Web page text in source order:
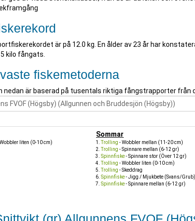
är på 12.0 kg. En ålder av 23 år har
kilo fångats.
fiskemetoderna
nedan är baserad på tusentals riktiga fångstrapporter från
liten (0-10 cm)
Sommar
Trolling - Wobbler mellan (11-20 cm)
Trolling - Spinnare mellan (6-12 gr)
Spinnfiske- Spinnare stor (Över 12 gr)
Trolling - Wobbler liten (0-10 cm)
Trolling - Skeddrag
Spinnfiske- Jigg / Mjukbete (Svans/Grub)
Spinnfiske- Spinnare mellan (6-12 gr)